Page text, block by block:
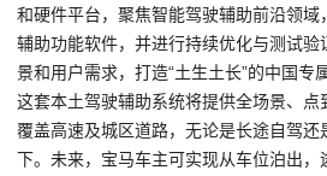
和硬件平台，聚焦智能驾驶辅助前沿领域
辅助功能软件，并进行持续优化与测试
景和用户需求，打造“土生土长”的中国专
这套本土驾驶辅助系统将提供全场景、点
覆盖高速及城区道路，无论是长途自驾
下。未来，宝马车主可实现从车位泊出，